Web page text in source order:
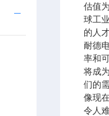
估值
球工
的人
耐德
率和
将成
们的
像现
令人